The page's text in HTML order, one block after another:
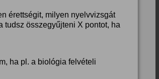
érettségit, milyen nyelvvizsgát
tudsz összegyűjteni X pontot, ha
ha pl. a biológia felvételi